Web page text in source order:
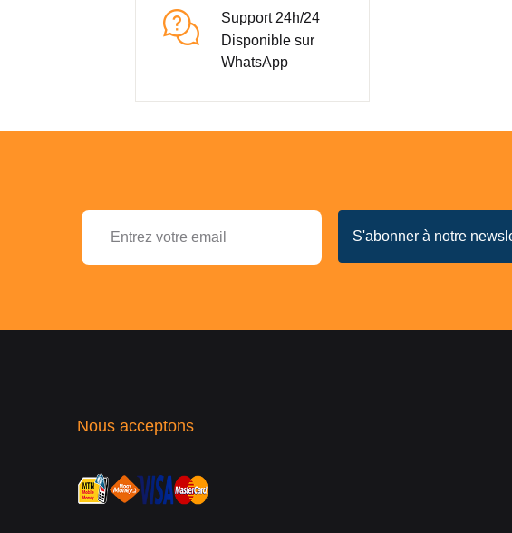
Support 24h/24
Disponible sur
WhatsApp
Nous acceptons